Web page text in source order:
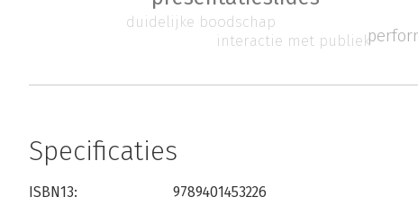
interactie met publiek
duidelijke boodschap
Specificaties
ISBN13:
9789401453226